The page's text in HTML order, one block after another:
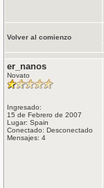
Volver al comienzo
er_nanos
Novato
Ingresado:
15 de Febrero de 2007
Lugar: Spain
Conectado: Desconectado
Mensajes: 4